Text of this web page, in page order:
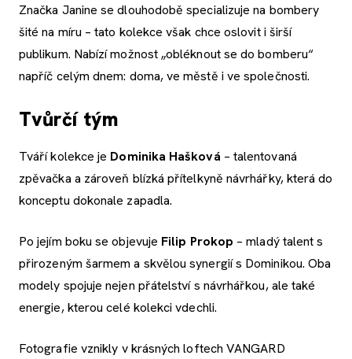
Značka Janine se dlouhodobě specializuje na bombery
šité na míru – tato kolekce však chce oslovit i širší
publikum. Nabízí možnost „obléknout se do bomberu“
napříč celým dnem: doma, ve městě i ve společnosti.
Tvůrčí tým
Tváří kolekce je Dominika Hašková – talentovaná
zpěvačka a zároveň blízká přítelkyně návrhářky, která do
konceptu dokonale zapadla.
Po jejím boku se objevuje Filip Prokop – mladý talent s
přirozeným šarmem a skvělou synergií s Dominikou. Oba
modely spojuje nejen přátelství s návrhářkou, ale také
energie, kterou celé kolekci vdechli.
Fotografie vznikly v krásných loftech VANGARD